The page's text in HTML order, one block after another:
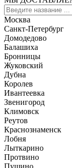
Москва
Санкт-Петербург
Домодедово
Балашиха
Бронницы
Жуковский
Дубна
Королев
Ивантеевка
Звенигород
Климовск
Реутов
Краснознаменск
Лобня
Лыткарино
Протвино
Пущино